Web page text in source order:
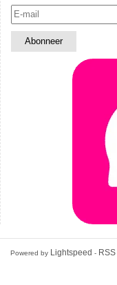
Powered by Lightspeed - RSS